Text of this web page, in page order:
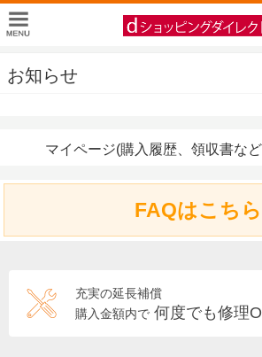
お知らせ
マイページ(購入履歴、領収書な
FAQはこちら
充実の延長補償
購入金額内で 何度でも修理